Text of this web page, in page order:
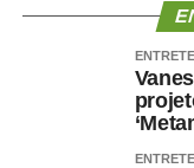
Vandinho Patriota
Cezinha da Econ
Wellington WG